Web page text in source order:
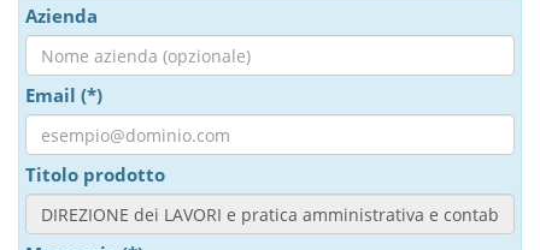
Azienda
Email (*)
Titolo prodotto